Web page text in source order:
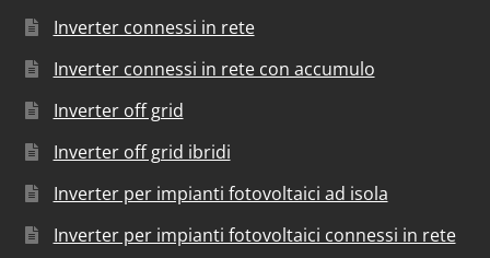
Inverter connessi in rete
Inverter connessi in rete con accumulo
Inverter off grid
Inverter off grid ibridi
Inverter per impianti fotovoltaici ad isola
Inverter per impianti fotovoltaici connessi in rete